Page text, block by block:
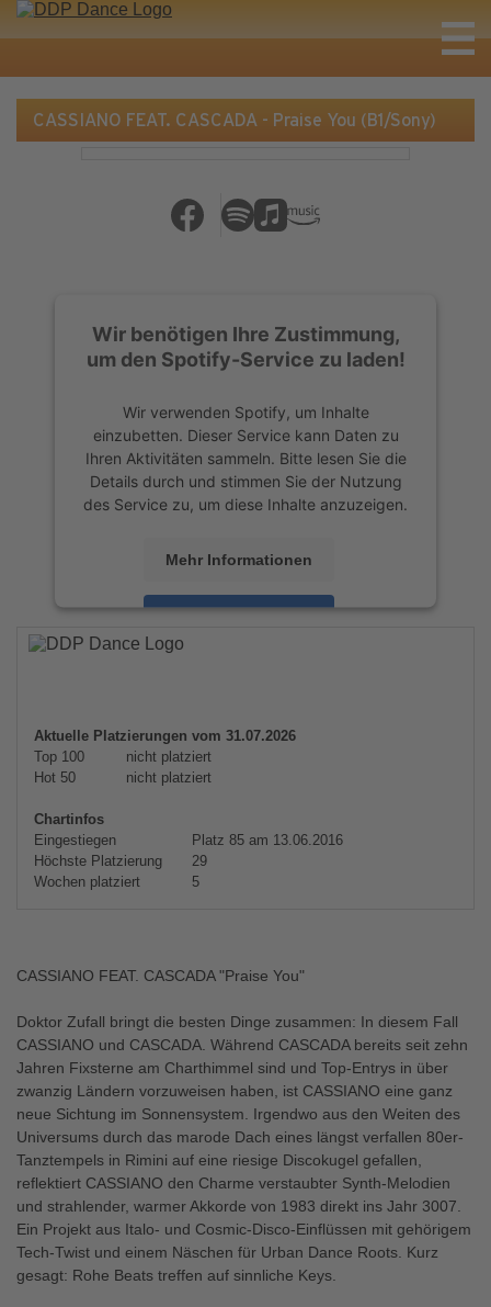
CASSIANO FEAT. CASCADA - Praise You (B1/Sony)
Wir benötigen Ihre Zustimmung,
um den Spotify-Service zu laden!
Wir verwenden Spotify, um Inhalte
einzubetten. Dieser Service kann Daten zu
Ihren Aktivitäten sammeln. Bitte lesen Sie die
Details durch und stimmen Sie der Nutzung
des Service zu, um diese Inhalte anzuzeigen.
Mehr Informationen
Akzeptieren
powered by
Aktuelle Platzierungen vom 31.07.2026
Top 100
nicht platziert
Hot 50
nicht platziert
Chartinfos
Eingestiegen
Platz 85 am 13.06.2016
Höchste Platzierung
29
Wochen platziert
5
CASSIANO FEAT. CASCADA "Praise You"
Doktor Zufall bringt die besten Dinge zusammen: In diesem Fall
CASSIANO und CASCADA. Während CASCADA bereits seit zehn
Jahren Fixsterne am Charthimmel sind und Top-Entrys in über
zwanzig Ländern vorzuweisen haben, ist CASSIANO eine ganz
neue Sichtung im Sonnensystem. Irgendwo aus den Weiten des
Universums durch das marode Dach eines längst verfallen 80er-
Tanztempels in Rimini auf eine riesige Discokugel gefallen,
reflektiert CASSIANO den Charme verstaubter Synth-Melodien
und strahlender, warmer Akkorde von 1983 direkt ins Jahr 3007.
Ein Projekt aus Italo- und Cosmic-Disco-Einflüssen mit gehörigem
Tech-Twist und einem Näschen für Urban Dance Roots. Kurz
gesagt: Rohe Beats treffen auf sinnliche Keys.